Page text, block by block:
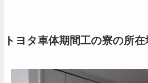
トヨタ車体期間工の寮の所在